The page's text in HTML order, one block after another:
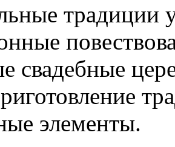
традиции
свадебные
элементы.